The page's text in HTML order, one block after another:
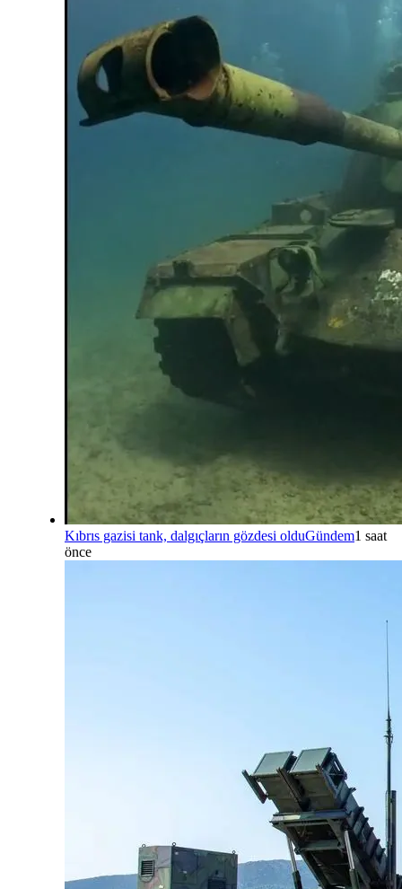
Kıbrıs gazisi tank, dalgıçların gözdesi olduGündem1 saat
önce